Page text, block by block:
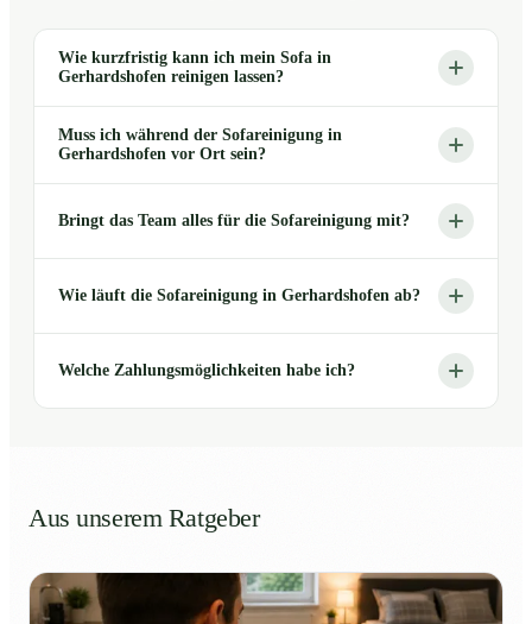
Wie kurzfristig kann ich mein Sofa in
Gerhardshofen reinigen lassen?
Muss ich während der Sofareinigung in
Gerhardshofen vor Ort sein?
Bringt das Team alles für die Sofareinigung mit?
Wie läuft die Sofareinigung in Gerhardshofen ab?
Welche Zahlungsmöglichkeiten habe ich?
Aus unserem Ratgeber